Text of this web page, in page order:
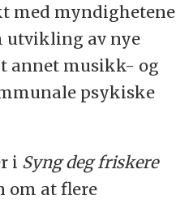
med myndighetene
utvikling av nye
annet musikk- og
psykiske
i Syng deg friskere
om at flere